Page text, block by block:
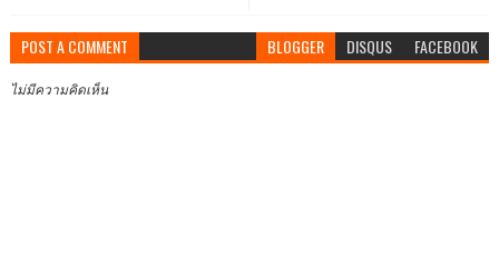
POST A COMMENT BLOGGER DISQUS FACEBOOK
ไม่มีความคิดเห็น